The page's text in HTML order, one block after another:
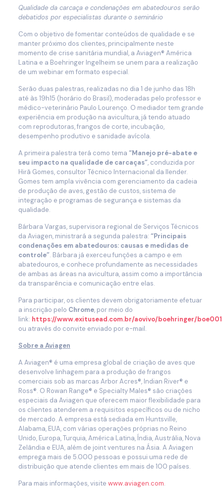
Qualidade da carcaça e condenações em abatedouros serão
debatidos por especialistas durante o seminário
Com o objetivo de fomentar conteúdos de qualidade e se
manter próximo dos clientes, principalmente neste
momento de crise sanitária mundial, a Aviagen® América
Latina e a Boehringer Ingelheim se unem para a realização
de um webinar em formato especial.
Serão duas palestras, realizadas no dia 1 de junho das 18h
até às 19h15 (horário do Brasil), moderadas pelo professor e
médico-veterinário Paulo Lourenço. O mediador tem grande
experiência em produção na avicultura, já tendo atuado
com reprodutoras, frangos de corte, incubação,
desempenho produtivo e sanidade avícola.
A primeira palestra terá como tema “Manejo pré-abate e
seu impacto na qualidade de carcaças”, conduzida por
Hirã Gomes, consultor Técnico Internacional da Ilender.
Gomes tem ampla vivência com gerenciamento da cadeia
de produção de aves, gestão de custos, sistema de
integração e programas de segurança e sistemas da
qualidade.
Bárbara Vargas, supervisora regional de Serviços Técnicos
da Aviagen, ministrará a segunda palestra: “Principais
condenações em abatedouros: causas e medidas de
controle”. Bárbara já exerceu funções a campo e em
abatedouros, e conhece profundamente as necessidades
de ambas as áreas na avicultura, assim como a importância
da transparência e comunicação entre elas.
Para participar, os clientes devem obrigatoriamente efetuar
a inscrição pelo Chrome, por meio do
link: https://www.exitusead.com.br/aovivo/boehringer/
ou através do convite enviado por e-mail.
Sobre a Aviagen
A Aviagen® é uma empresa global de criação de aves que
desenvolve linhagem para a produção de frangos
comerciais sob as marcas Arbor Acres®, Indian River® e
Ross®. O Rowan Range® e Specialty Males® são criações
especiais da Aviagen que oferecem maior flexibilidade para
os clientes atenderem a requisitos específicos ou de nicho
de mercado. A empresa está sediada em Huntsville,
Alabama, EUA, com várias operações próprias no Reino
Unido, Europa, Turquia, América Latina, Índia, Austrália, Nova
Zelândia e EUA, além de joint ventures na Ásia. A Aviagen
emprega mais de 5.000 pessoas e possui uma rede de
distribuição que atende clientes em mais de 100 países.
Para mais informações, visite www.aviagen.com.